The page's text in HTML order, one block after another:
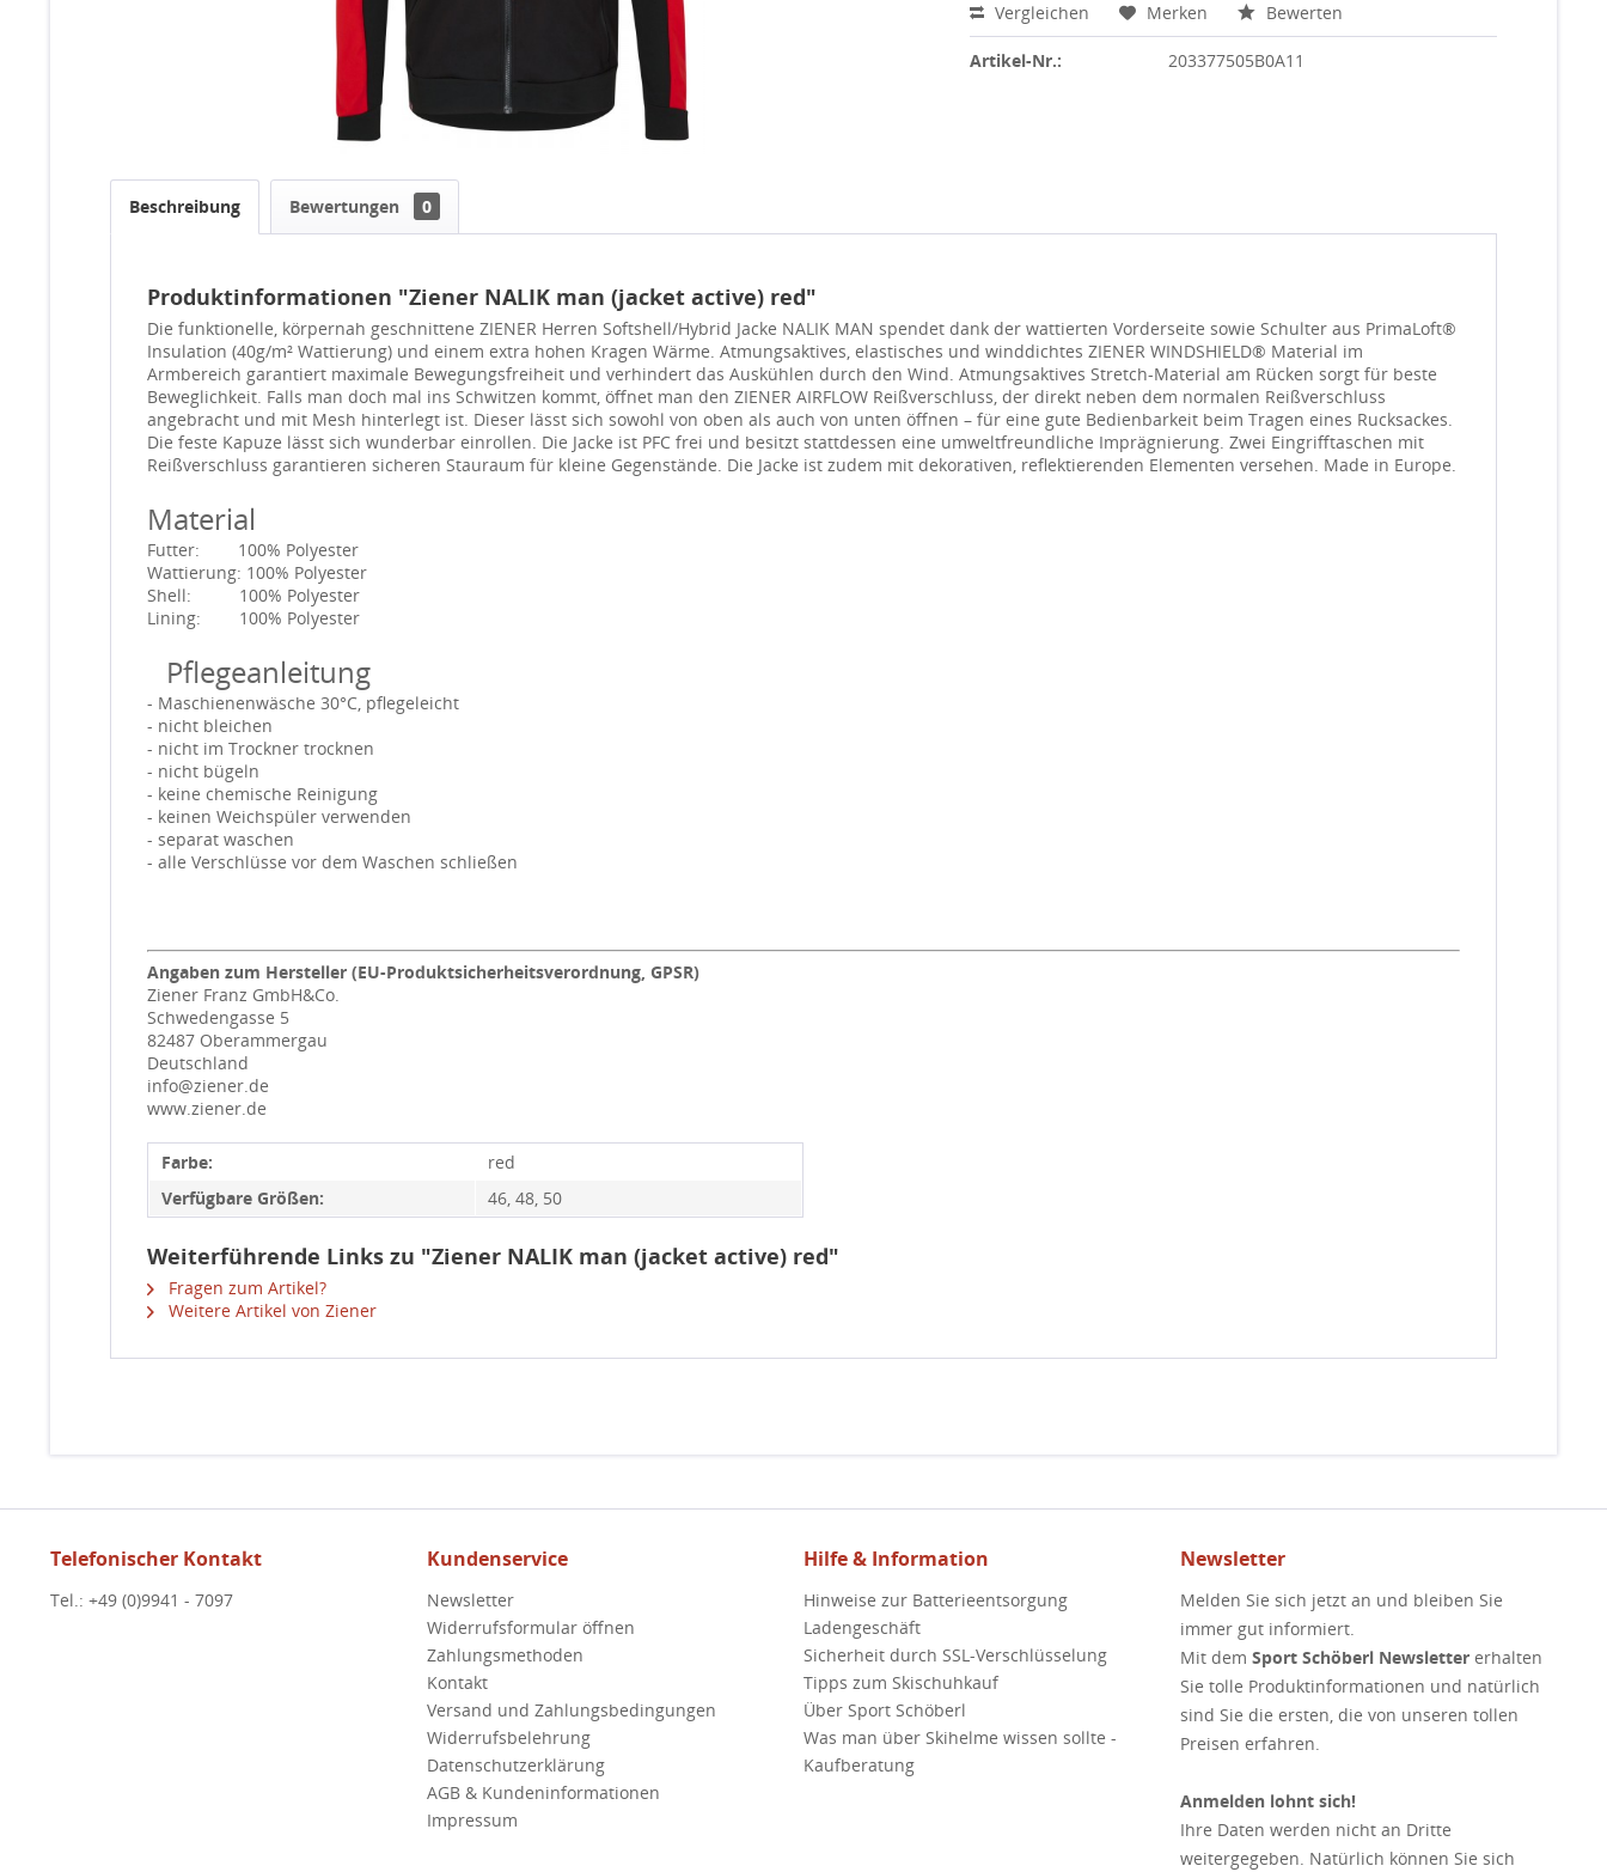
Vergleichen Merken Bewerten
Artikel-Nr.: 203377505B0A11
Beschreibung Bewertungen 0
Produktinformationen "Ziener NALIK man (jacket active) red"
Die funktionelle, körpernah geschnittene ZIENER Herren Softshell/Hybrid Jacke NALIK MAN spendet dank der wattierten Vorderseite sowie Schulter aus PrimaLoft®
Insulation (40g/m² Wattierung) und einem extra hohen Kragen Wärme. Atmungsaktives, elastisches und winddichtes ZIENER WINDSHIELD® Material im
Armbereich garantiert maximale Bewegungsfreiheit und verhindert das Auskühlen durch den Wind. Atmungsaktives Stretch-Material am Rücken sorgt für beste
Beweglichkeit. Falls man doch mal ins Schwitzen kommt, öffnet man den ZIENER AIRFLOW Reißverschluss, der direkt neben dem normalen Reißverschluss
angebracht und mit Mesh hinterlegt ist. Dieser lässt sich sowohl von oben als auch von unten öffnen – für eine gute Bedienbarkeit beim Tragen eines Rucksackes.
Die feste Kapuze lässt sich wunderbar einrollen. Die Jacke ist PFC frei und besitzt stattdessen eine umweltfreundliche Imprägnierung. Zwei Eingrifftaschen mit
Reißverschluss garantieren sicheren Stauraum für kleine Gegenstände. Die Jacke ist zudem mit dekorativen, reflektierenden Elementen versehen. Made in Europe.
Material
Futter: 100% Polyester
Wattierung: 100% Polyester
Shell: 100% Polyester
Lining: 100% Polyester
Pflegeanleitung
- Maschienenwäsche 30°C, pflegeleicht
- nicht bleichen
- nicht im Trockner trocknen
- nicht bügeln
- keine chemische Reinigung
- keinen Weichspüler verwenden
- separat waschen
- alle Verschlüsse vor dem Waschen schließen
Angaben zum Hersteller (EU-Produktsicherheitsverordnung, GPSR)
Ziener Franz GmbH&Co.
Schwedengasse 5
82487 Oberammergau
Deutschland
info@ziener.de
www.ziener.de
Farbe:
red
Verfügbare Größen:
46, 48, 50
Weiterführende Links zu "Ziener NALIK man (jacket active) red"
Fragen zum Artikel?
Weitere Artikel von Ziener
Telefonischer Kontakt
Tel.: +49 (0)9941 - 7097
Kundenservice
Newsletter
Widerrufsformular öffnen
Zahlungsmethoden
Kontakt
Versand und Zahlungsbedingungen
Widerrufsbelehrung
Datenschutzerklärung
AGB & Kundeninformationen
Impressum
Hilfe & Information
Hinweise zur Batterieentsorgung
Ladengeschäft
Sicherheit durch SSL-Verschlüsselung
Tipps zum Skischuhkauf
Über Sport Schöberl
Was man über Skihelme wissen sollte -
Kaufberatung
Newsletter
Melden Sie sich jetzt an und bleiben Sie
immer gut informiert.
Mit dem Sport Schöberl Newsletter erhalten
Sie tolle Produktinformationen und natürlich
sind Sie die ersten, die von unseren tollen
Preisen erfahren.
Anmelden lohnt sich!
Ihre Daten werden nicht an Dritte
weitergegeben. Natürlich können Sie sich